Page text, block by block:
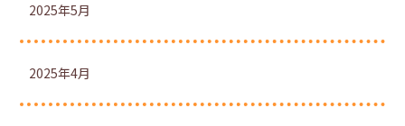
2025年5月
2025年4月